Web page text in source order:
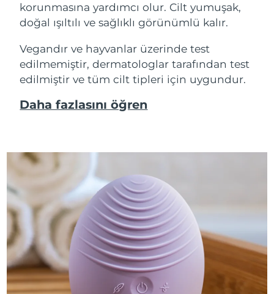
korunmasına yardımcı olur. Cilt yumuşak,
doğal ışıltılı ve sağlıklı görünümlü kalır.
Vegandır ve hayvanlar üzerinde test
edilmemiştir, dermatologlar tarafından test
edilmiştir ve tüm cilt tipleri için uygundur.
Daha fazlasını öğren